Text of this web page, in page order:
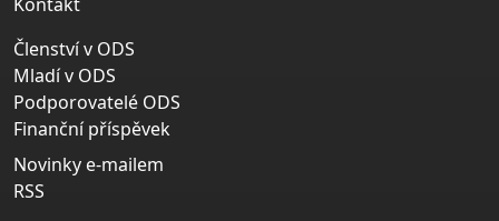
Členství v ODS
Mladí v ODS
Podporovatelé ODS
Finanční příspěvek
Novinky e-mailem
RSS